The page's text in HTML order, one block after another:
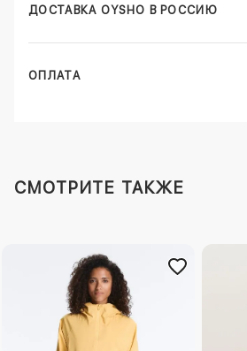
ДОСТАВКА OYSHO В РОССИЮ
ОПЛАТА
СМОТРИТЕ ТАКЖЕ